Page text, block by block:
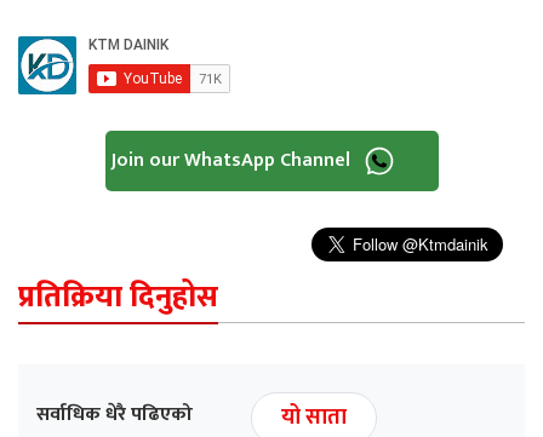
Join our WhatsApp Channel
प्रतिक्रिया दिनुहोस
सर्वाधिक धेरै पढिएको
यो साता